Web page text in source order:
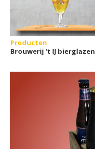
Producten
Brouwerij 't IJ bierglazen